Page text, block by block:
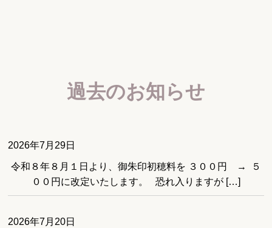
過去のお知らせ
2026年7月29日
令和８年８月１日より、御朱印初穂料を ３００円 → ５
００円に改定いたします。 恐れ入りますが […]
2026年7月20日